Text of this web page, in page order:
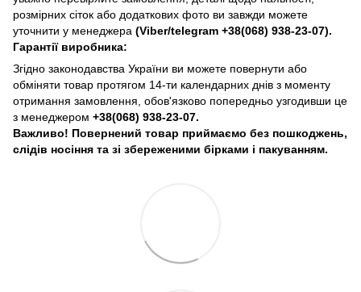
розмірних сіток або додаткових фото ви завжди можете
уточнити у менеджера (Viber/telegram +38(068) 938-23-07).
Гарантії виробника:
Згідно законодавства України ви можете повернути або
обміняти товар протягом 14-ти календарних днів з моменту
отримання замовлення, обов'язково попередньо узгодивши це
з менеджером +38(068) 938-23-07.
Важливо! Повернений товар приймаємо без пошкоджень,
слідів носіння та зі збереженими бірками і пакуванням.